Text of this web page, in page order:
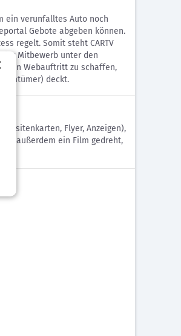
ein verunfalltes Auto noch
Gebote abgeben können.
regelt. Somit steht CARTV
der Mitbewerb unter den
Webauftritt zu schaffen,
deckt.
Flyer, Anzeigen),
außerdem ein Film gedreht,